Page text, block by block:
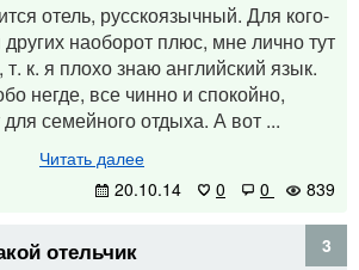
отель, русскоязычный. Для кого-
наоборот плюс, мне лично тут
к. я плохо знаю английский язык.
негде, все чинно и спокойно,
семейного отдыха. А вот ...
Читать далее
20.10.14
0 0 839
отельчик
3